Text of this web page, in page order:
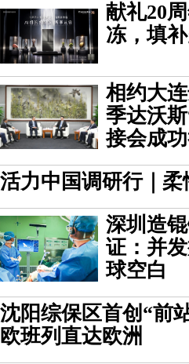
献礼20
冻，填
相约大
季达沃
接会成
活力中国调研行｜
深圳造
证：并
球空白
沈阳综保区首创“前
欧班列直达欧洲